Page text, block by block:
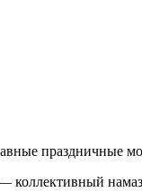
праздничные